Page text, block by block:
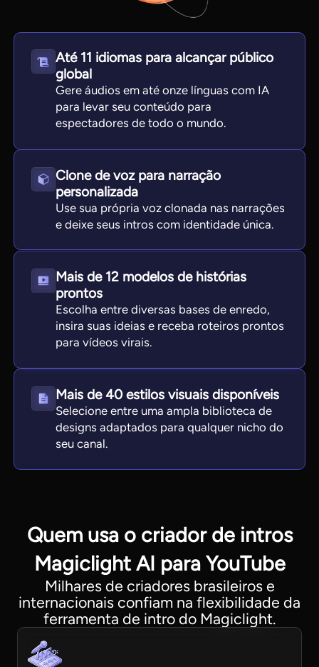
View all tools
Até 11 idiomas para alcançar público
global
Gere áudios em até onze línguas com IA
para levar seu conteúdo para
espectadores de todo o mundo.
Clone de voz para narração
personalizada
Use sua própria voz clonada nas narrações
e deixe seus intros com identidade única.
Mais de 12 modelos de histórias
prontos
Escolha entre diversas bases de enredo,
insira suas ideias e receba roteiros prontos
para vídeos virais.
Mais de 40 estilos visuais disponíveis
Selecione entre uma ampla biblioteca de
designs adaptados para qualquer nicho do
seu canal.
Quem usa o criador de intros
Magiclight AI para YouTube
Milhares de criadores brasileiros e
internacionais confiam na flexibilidade da
ferramenta de intro do Magiclight.